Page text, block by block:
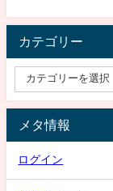
カテゴリー
メタ情報
ログイン